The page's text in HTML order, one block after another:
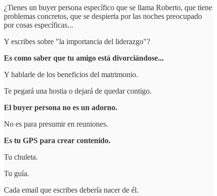
¿Tienes un buyer persona específico que se llama Roberto, que tiene
problemas concretos, que se despierta por las noches preocupado
por cosas específicas...
Y escribes sobre "la importancia del liderazgo"?
Es como saber que tu amigo está divorciándose...
Y hablarle de los beneficios del matrimonio.
Te pegará una hostia o dejará de quedar contigo.
El buyer persona no es un adorno.
No es para presumir en reuniones.
Es tu GPS para crear contenido.
Tu chuleta.
Tu guía.
Cada email que escribes debería nacer de él.